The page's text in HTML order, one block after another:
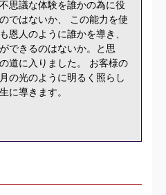
思議な体験を誰かの為に役
ではないか、 この能力を使
恩人のように誰かを導き、
できるのはないか。と思
道に入りました。 お客様の
の光のように明るく照らし
に導きます。